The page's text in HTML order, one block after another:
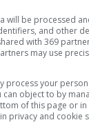
will be processed
and other
with 369
may use
process your
can object to by
of this page or
privacy and cookie